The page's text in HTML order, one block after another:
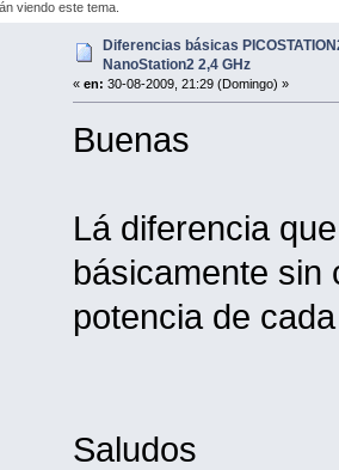
viendo este tema.
Diferencias básicas
NanoStation2 2,4 GHz
« en: 30-08-2009, 21:29 (Domingo) »
Buenas
Lá diferencia
básicamente sin
potencia de
Saludos